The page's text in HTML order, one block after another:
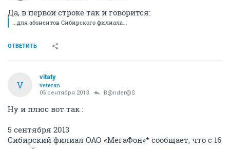
Да, в первой строке так и говорится:
...для абонентов Сибирского филиала...
ОТВЕТИТЬ
V
vitaty
veteran
05 сентября 2013 B@nder@$
Ну и плюс вот так :
5 сентября 2013
Сибирский филиал ОАО «МегаФон»* сообщает, что с 16